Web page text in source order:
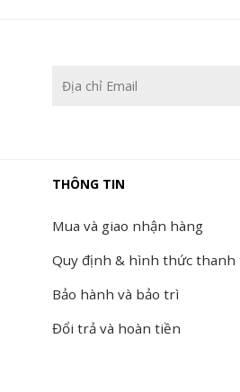
THÔNG TIN
Mua và giao nhận hàng
Quy định & hình thức thanh
Bảo hành và bảo trì
Đổi trả và hoàn tiền